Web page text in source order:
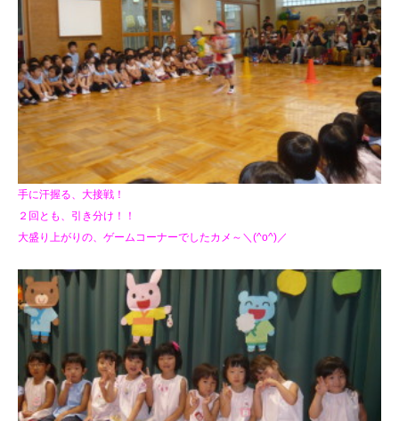
手に汗握る、大接戦！
２回とも、引き分け！！
大盛り上がりの、ゲームコーナーでしたカメ～＼(^o^)／